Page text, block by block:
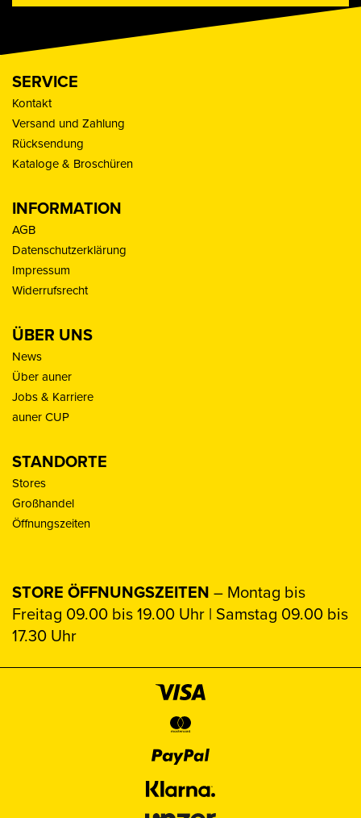
SERVICE
Kontakt
Versand und Zahlung
Rücksendung
Kataloge & Broschüren
INFORMATION
AGB
Datenschutzerklärung
Impressum
Widerrufsrecht
ÜBER UNS
News
Über auner
Jobs & Karriere
auner CUP
STANDORTE
Stores
Großhandel
Öffnungszeiten
STORE ÖFFNUNGSZEITEN – Montag bis
Freitag 09.00 bis 19.00 Uhr | Samstag 09.00 bis
17.30 Uhr